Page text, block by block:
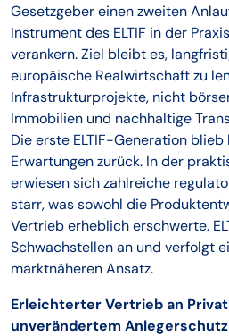
Gesetzgeber einen zweiten
Instrument des ELTIF in der
verankern. Ziel bleibt es,
europäische Realwirtschaft zu
Infrastrukturprojekte, nicht
Immobilien und nachhaltige
Die erste ELTIF-Generation
Erwartungen zurück. In der
erwiesen sich zahlreiche
starr, was sowohl die
Vertrieb erheblich erschwerte.
Schwachstellen an und verfolgt
marktnäheren Ansatz.
Erleichterter Vertrieb an
unverändertem Anlegerschutz